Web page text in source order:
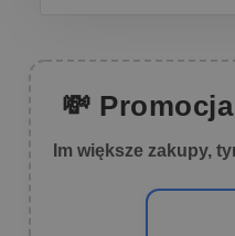
💸
Im większe zakupy,